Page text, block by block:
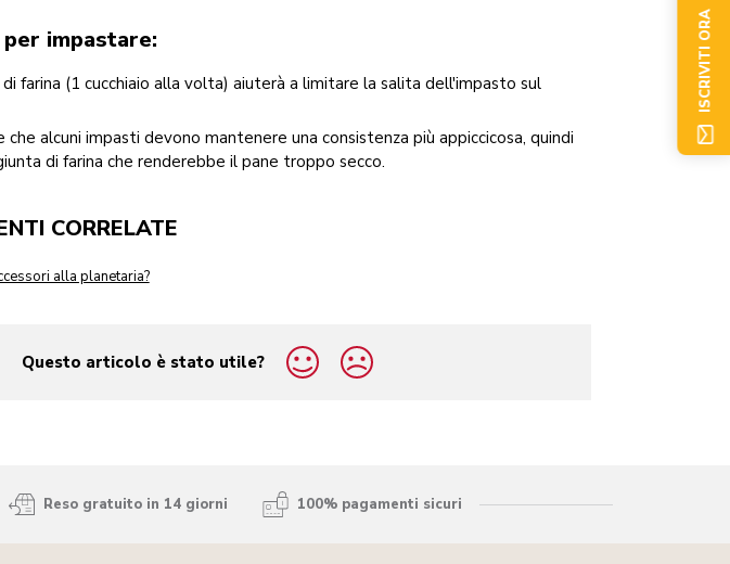
impastare:
farina (1 cucchiaio alla volta) aiuterà a limitare la salita dell'impasto sul
alcuni impasti devono mantenere una consistenza più appiccicosa, quindi
di farina che renderebbe il pane troppo secco.
CORRELATE
alla planetaria?
Questo articolo è stato utile?
yes
no
Reso gratuito in 14 giorni 100% pagamenti sicuri
ISCRIVITI ORA